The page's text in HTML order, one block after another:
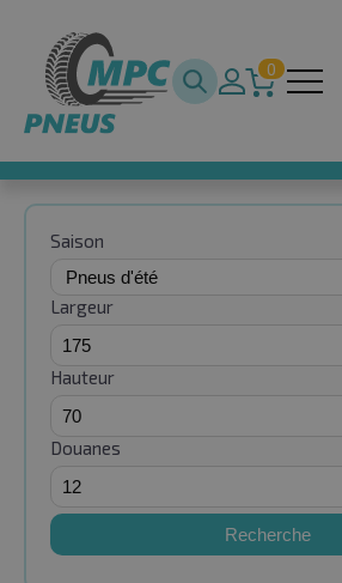
0
Saison
Largeur
Hauteur
Douanes
Recherche